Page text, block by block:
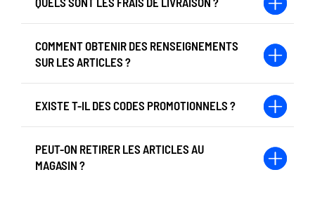
COMMENT OBTENIR DES RENSEIGNEMENTS
SUR LES ARTICLES ?
EXISTE T-IL DES CODES PROMOTIONNELS ?
PEUT-ON RETIRER LES ARTICLES AU
MAGASIN ?